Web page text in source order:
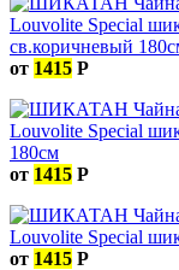
Louvolite Special
св.коричневый
от 1415 Р
Louvolite Special
180см
от 1415 Р
Louvolite Special
от 1415 Р